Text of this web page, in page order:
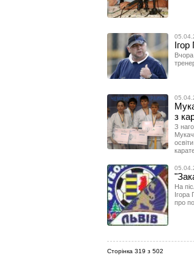
Вчора
з
З
На
про
Сторінка 319 з 502